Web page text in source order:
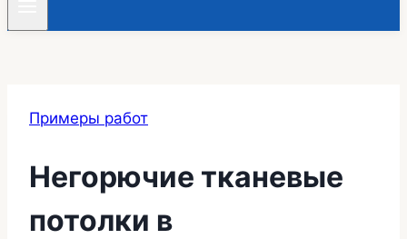
Примеры работ
Негорючие тканевые
потолки в